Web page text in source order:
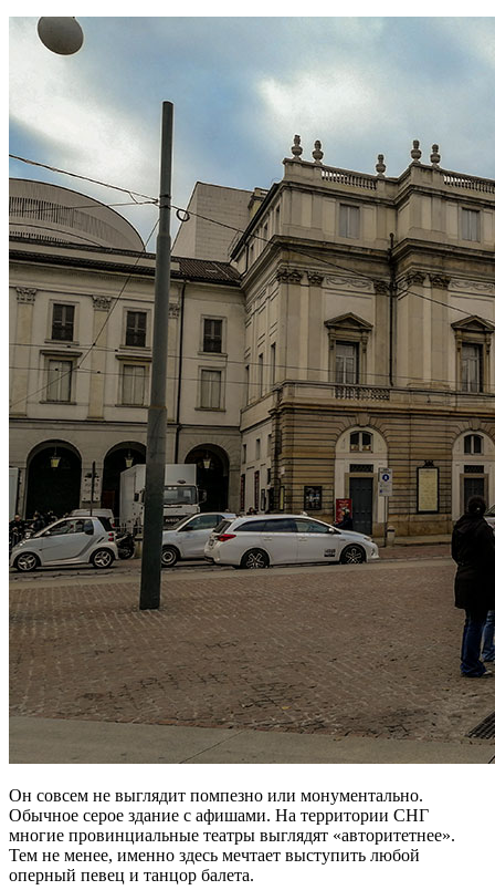
Он совсем не выглядит помпезно или монументально.
Обычное серое здание с афишами. На территории СНГ
многие провинциальные театры выглядят «авторитетнее».
Тем не менее, именно здесь мечтает выступить любой
оперный певец и танцор балета.